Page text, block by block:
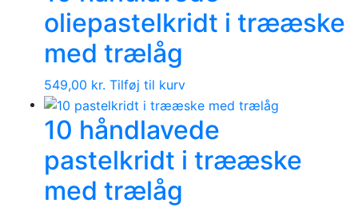
oliepastelkridt i trææske
med trælåg
549,00 kr. Tilføj til kurv
10 håndlavede
pastelkridt i trææske
med trælåg